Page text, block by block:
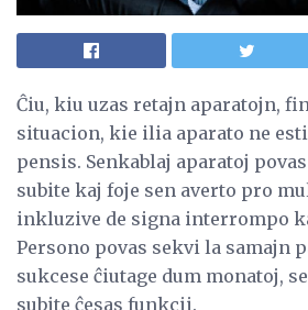
Ĉiu, kiu uzas retajn aparatojn,
situacion, kie ilia aparato ne
pensis. Senkablaj aparatoj
subite kaj foje sen averto pro
inkluzive de signa interrompo
Persono povas sekvi la samajn
sukcese ĉiutage dum monatoj,
subite ĉesas funkcii.